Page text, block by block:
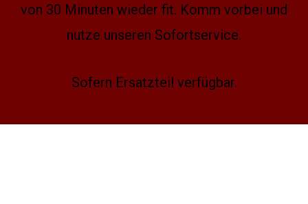
von 30 Minuten wieder fit. Komm vorbei und
nutze unseren Sofortservice.
Sofern Ersatzteil verfügbar.